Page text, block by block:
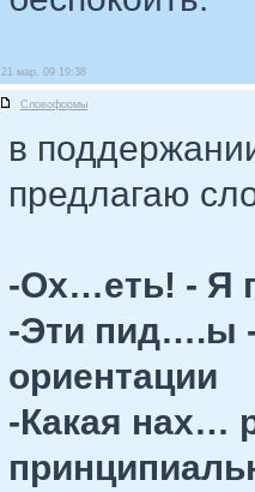
21 мар, 09 19:38
Словоформы
в
предлагаю
-Ох…еть! - Я
-Эти пид….ы
ориентации
-Какая нах…